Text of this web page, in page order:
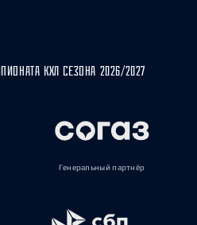
КХЛ СЕЗОНА 2026/2027
Генеральный партнёр